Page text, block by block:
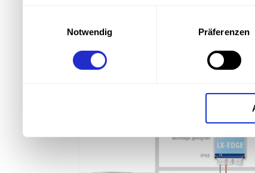
Erfahren Sie mehr darüber, wie Ihre persönlichen
Einzelheitenfest.
Cookies, um Informationen auf Ihrem Gerät zu
Inhalte, Messungen von Werbung und Inhalten,
Sie entscheiden darüber, wer Ihre Daten für
Erklärung oder durch Klicken auf das Privacy
Wenn Sie es erlauben, würden wir auch gerne:
Notwendig
Präferenzen